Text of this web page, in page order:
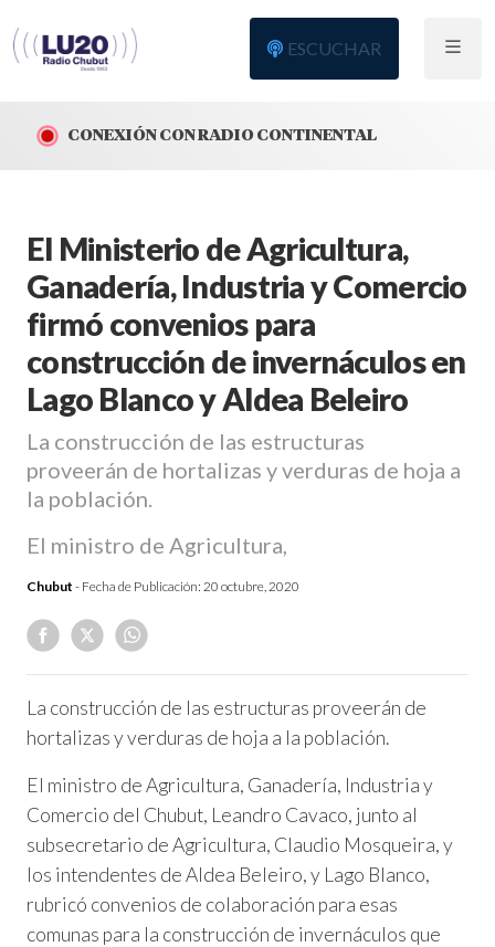
ESCUCHAR
CONEXIÓN CON RADIO CONTINENTAL
El Ministerio de Agricultura,
Ganadería, Industria y Comercio
firmó convenios para
construcción de invernáculos en
Lago Blanco y Aldea Beleiro
La construcción de las estructuras
proveerán de hortalizas y verduras de hoja a
la población.
El ministro de Agricultura,
Chubut - Fecha de Publicación: 20 octubre, 2020
La construcción de las estructuras proveerán de
hortalizas y verduras de hoja a la población.
El ministro de Agricultura, Ganadería, Industria y
Comercio del Chubut, Leandro Cavaco, junto al
subsecretario de Agricultura, Claudio Mosqueira, y
los intendentes de Aldea Beleiro, y Lago Blanco,
rubricó convenios de colaboración para esas
comunas para la construcción de invernáculos que